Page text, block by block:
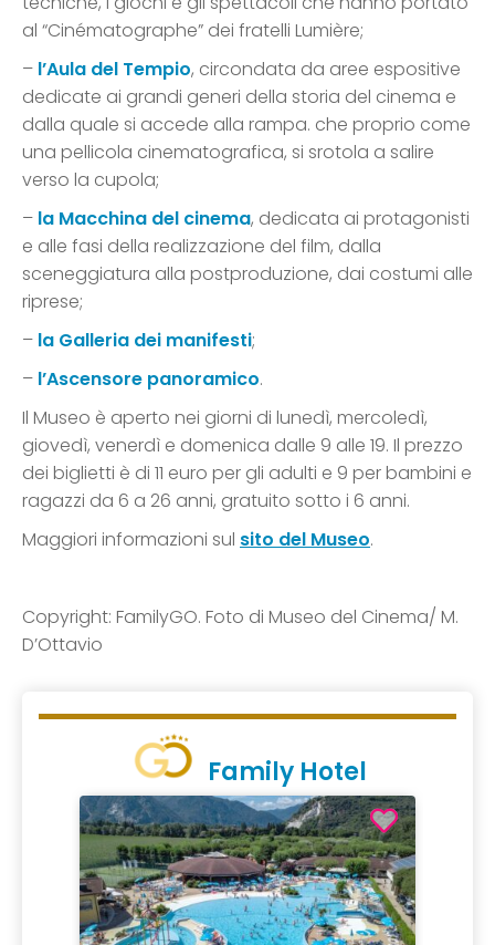
al “Cinématographe” dei fratelli Lumière;
– l’Aula del Tempio, circondata da aree espositive
dedicate ai grandi generi della storia del cinema e
dalla quale si accede alla rampa. che proprio come
una pellicola cinematografica, si srotola a salire
verso la cupola;
– la Macchina del cinema, dedicata ai protagonisti
e alle fasi della realizzazione del film, dalla
sceneggiatura alla postproduzione, dai costumi alle
riprese;
– la Galleria dei manifesti;
– l’Ascensore panoramico.
Il Museo è aperto nei giorni di lunedì, mercoledì,
giovedì, venerdì e domenica dalle 9 alle 19. Il prezzo
dei biglietti è di 11 euro per gli adulti e 9 per bambini e
ragazzi da 6 a 26 anni, gratuito sotto i 6 anni.
Maggiori informazioni sul sito del Museo.
Copyright: FamilyGO. Foto di Museo del Cinema/ M.
D’Ottavio
Family Hotel